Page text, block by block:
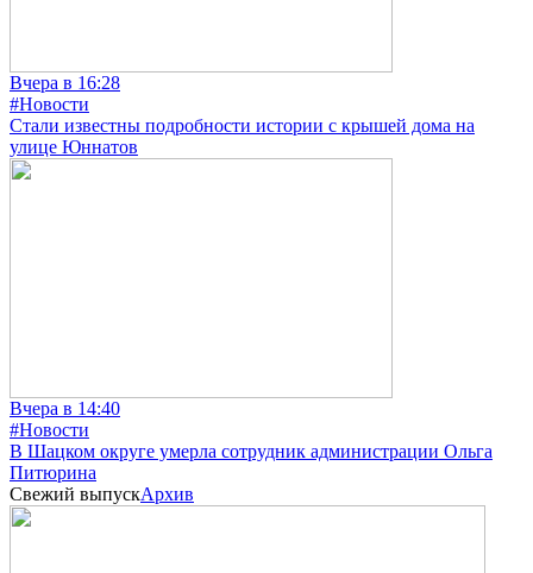
Вчера в 16:28
#Новости
Стали известны подробности истории с крышей дома на
улице Юннатов
Вчера в 14:40
#Новости
В Шацком округе умерла сотрудник администрации Ольга
Питюрина
Свежий выпускАрхив